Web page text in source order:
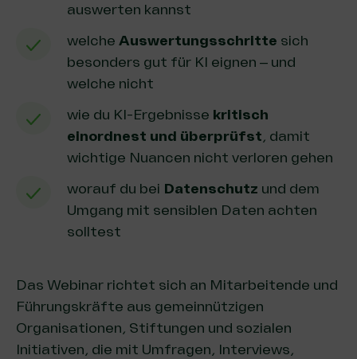
auswerten kannst
welche Auswertungsschritte sich
besonders gut für KI eignen – und
welche nicht
wie du KI-Ergebnisse kritisch
einordnest und überprüfst, damit
wichtige Nuancen nicht verloren gehen
worauf du bei Datenschutz und dem
Umgang mit sensiblen Daten achten
solltest
Das Webinar richtet sich an Mitarbeitende und
Führungskräfte aus gemeinnützigen
Organisationen, Stiftungen und sozialen
Initiativen, die mit Umfragen, Interviews,